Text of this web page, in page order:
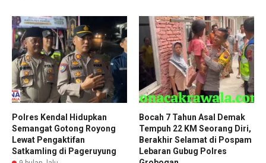
Polres Kendal Hidupkan
Semangat Gotong Royong
Lewat Pengaktifan
Satkamling di Pageruyung
Bocah 7 Tahun Asal Demak
Tempuh 22 KM Seorang Diri,
Berakhir Selamat di Pospam
Lebaran Gubug Polres